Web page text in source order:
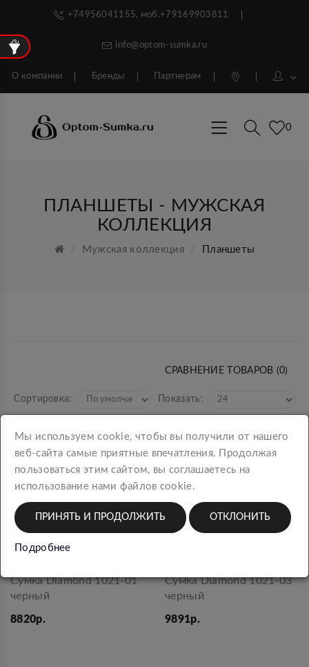
+74956041155, моб.+79169903811
info@optom-sumka.ru
О компании Бренды Партнерам
0
ПЛАНШЕТЫ - МУЖСКАЯ
КОЛЛЕКЦИЯ
Мужская коллекция Планшеты
СРАВНЕНИЕ ТОВАРОВ (0)
Сортировка: Показать:
Сумка Diamond 1021-01
черный
8820р.
Сумка Diamond 1021-03
черный
9891р.
Мы используем cookie, чтобы вы получили от нашего
веб-сайта самые приятные впечатления. Продолжая
пользоваться этим сайтом, вы соглашаетесь на
использование нами файлов cookie.
ПРИНЯТЬ И ПРОДОЛЖИТЬ ОТКЛОНИТЬ
Подробнее